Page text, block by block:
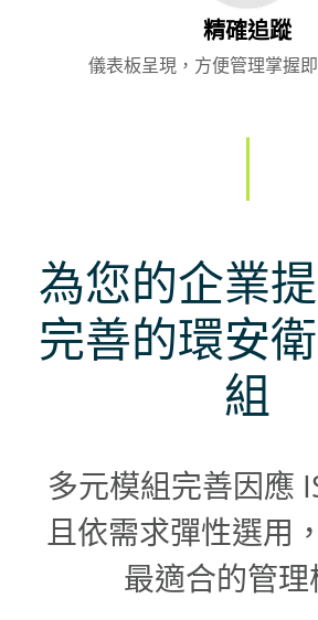
精確追蹤
儀表板呈現，方便管理掌握
為您的企業
完善的環安
組
多元模組完善因應
且依需求彈性選用
最適合的管理